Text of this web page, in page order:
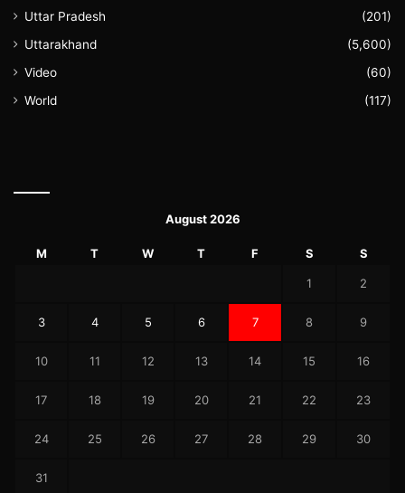
Uttar Pradesh
(201)
Uttarakhand
(5,600)
Video
(60)
World
(117)
August 2026
M T W T F S S
1 2
3 4 5 6 7 8 9
10 11 12 13 14 15 16
17 18 19 20 21 22 23
24 25 26 27 28 29 30
31